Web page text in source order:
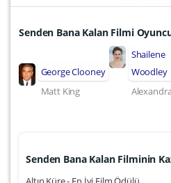
Senden Bana Kalan Filmi
George Clooney
Matt King
Shailene
Woodley
Senden Bana Kalan Filminin